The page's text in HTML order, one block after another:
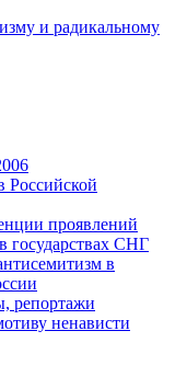
и радикальному
Российской
проявлений
государствах СНГ
в
репортажи
ненависти